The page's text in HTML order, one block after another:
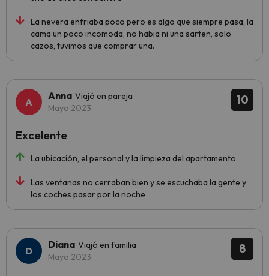
La nevera enfriaba poco pero es algo que siempre pasa, la
cama un poco incomoda, no habia ni una sarten, solo
cazos, tuvimos que comprar una.
10
Anna Viajó en pareja
Mayo 2023
La ubicación, el personal y la limpieza del apartamento
Las ventanas no cerraban bien y se escuchaba la gente y
los coches pasar por la noche
Excelente
8
Diana Viajó en familia
Mayo 2023